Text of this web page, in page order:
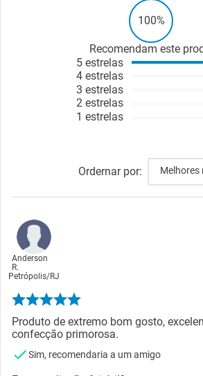
100%
Recomendam este
5 estrelas
4 estrelas
3 estrelas
2 estrelas
1 estrelas
Ordernar por: Melhores
Anderson
R.
Petrópolis/RJ
Produto de extremo bom gosto,
confecção primorosa.
Sim, recomendaria a um amigo